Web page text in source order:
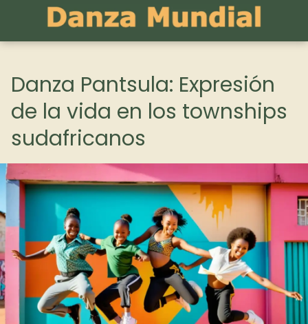
Danza Pantsula: Expresión
de la vida en los townships
sudafricanos